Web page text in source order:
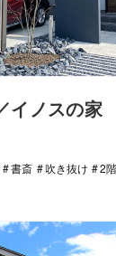
イノスの家
書斎 吹き抜け 2